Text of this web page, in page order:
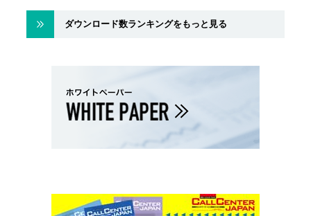
ダウンロード数ランキングをもっと見る